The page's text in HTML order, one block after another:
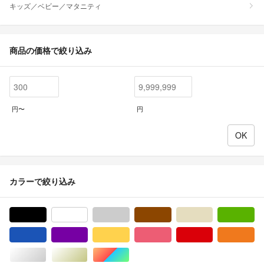
キッズ／ベビー／マタニティ
商品の価格で絞り込み
円〜 円
カラーで絞り込み
シルバー/銀色系ゴールド/金色系マルチカラー